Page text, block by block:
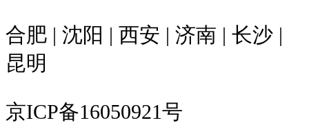
合肥 | 沈阳 | 西安 | 济南 | 长沙 |
昆明
京ICP备16050921号